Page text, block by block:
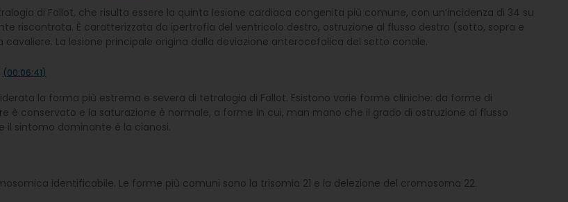
di Fallot, che risulta essere la quinta lesione cardiaca congenita più comune, con un’incidenza di 34 su
riscontrata. È caratterizzata da ipertrofia del ventricolo destro, ostruzione al flusso destro (sotto, sopra e
La lesione principale origina dalla deviazione anterocefalica del setto conale.
(00:06:41)
la forma più estrema e severa di tetralogia di Fallot. Esistono varie forme cliniche: da forme di
è conservato e la saturazione è normale, a forme in cui, man mano che il grado di ostruzione al flusso
il sintomo dominante è la cianosi.
identificabile. Le forme più comuni sono la trisomia 21 e la delezione del cromosoma 22.